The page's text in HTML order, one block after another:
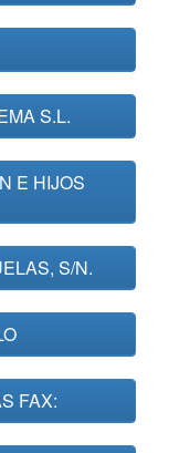
S.L.
E HIJOS
S/N.
FAX: